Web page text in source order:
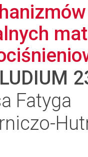
Fatyga